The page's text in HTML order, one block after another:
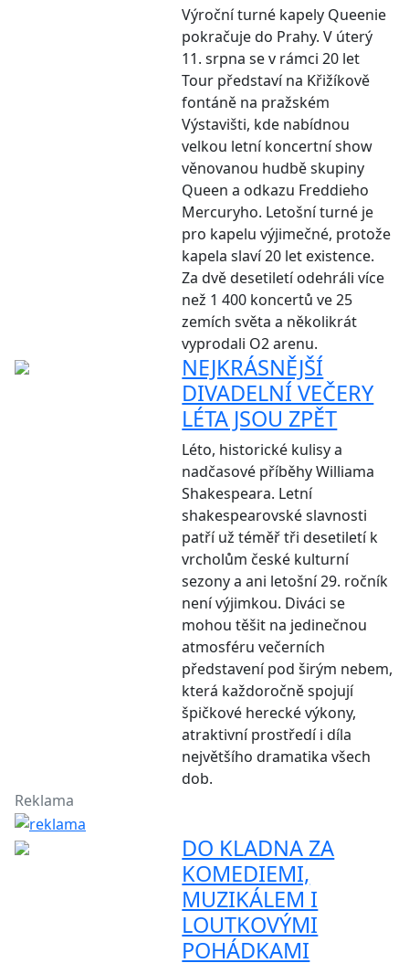
Výroční turné kapely Queenie
pokračuje do Prahy. V úterý
11. srpna se v rámci 20 let
Tour představí na Křižíkově
fontáně na pražském
Výstavišti, kde nabídnou
velkou letní koncertní show
věnovanou hudbě skupiny
Queen a odkazu Freddieho
Mercuryho. Letošní turné je
pro kapelu výjimečné, protože
kapela slaví 20 let existence.
Za dvě desetiletí odehráli více
než 1 400 koncertů ve 25
zemích světa a několikrát
vyprodali O2 arenu.
NEJKRÁSNĚJŠÍ
DIVADELNÍ VEČERY
LÉTA JSOU ZPĚT
Léto, historické kulisy a
nadčasové příběhy Williama
Shakespeara. Letní
shakespearovské slavnosti
patří už téměř tři desetiletí k
vrcholům české kulturní
sezony a ani letošní 29. ročník
není výjimkou. Diváci se
mohou těšit na jedinečnou
atmosféru večerních
představení pod širým nebem,
která každoročně spojují
špičkové herecké výkony,
atraktivní prostředí i díla
největšího dramatika všech
dob.
Reklama
DO KLADNA ZA
KOMEDIEMI,
MUZIKÁLEM I
LOUTKOVÝMI
POHÁDKAMI